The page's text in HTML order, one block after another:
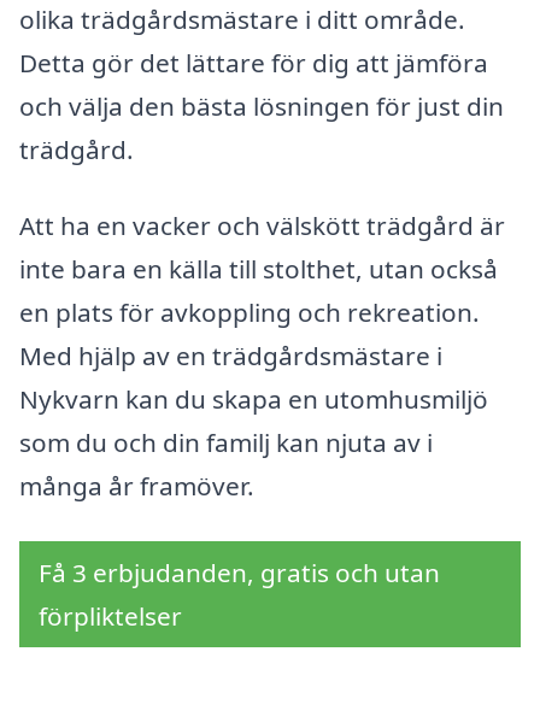
olika trädgårdsmästare i ditt område.
Detta gör det lättare för dig att jämföra
och välja den bästa lösningen för just din
trädgård.
Att ha en vacker och välskött trädgård är
inte bara en källa till stolthet, utan också
en plats för avkoppling och rekreation.
Med hjälp av en trädgårdsmästare i
Nykvarn kan du skapa en utomhusmiljö
som du och din familj kan njuta av i
många år framöver.
Få 3 erbjudanden, gratis och utan
förpliktelser